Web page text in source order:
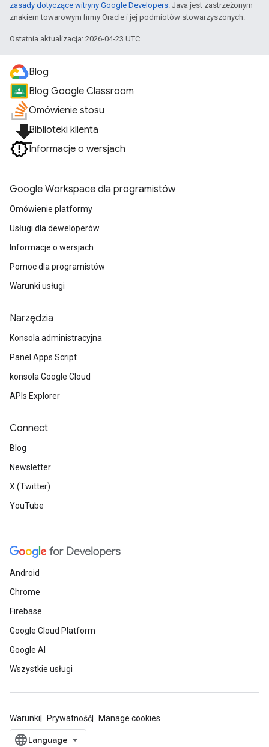
zasady dotyczące witryny Google Developers. Java jest zastrzeżonym
znakiem towarowym firmy Oracle i jej podmiotów stowarzyszonych.
Ostatnia aktualizacja: 2026-04-23 UTC.
Blog
Blog Google Classroom
Omówienie stosu
file_downloadBiblioteki klienta
Informacje o wersjach
Google Workspace dla programistów
Omówienie platformy
Usługi dla deweloperów
Informacje o wersjach
Pomoc dla programistów
Warunki usługi
Narzędzia
Konsola administracyjna
Panel Apps Script
konsola Google Cloud
APIs Explorer
Connect
Blog
Newsletter
X (Twitter)
YouTube
Android
Chrome
Firebase
Google Cloud Platform
Google AI
Wszystkie usługi
Warunki Prywatność Manage cookies